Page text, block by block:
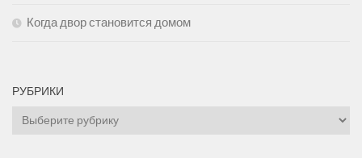
Когда двор становится домом
РУБРИКИ
Рубрики